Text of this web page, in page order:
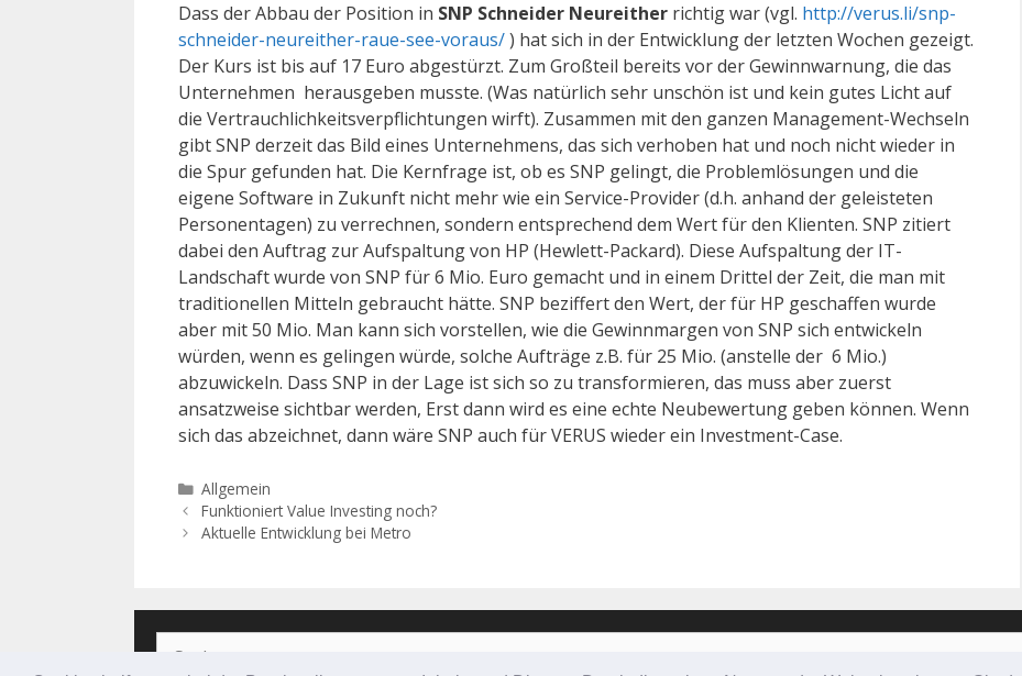
Dass der Abbau der Position in SNP Schneider Neureither richtig war (vgl. http://verus.li/snp-
schneider-neureither-raue-see-voraus/) hat sich in der Entwicklung der letzten Wochen gezeigt.
Der Kurs ist bis auf 17 Euro abgestürzt. Zum Großteil bereits vor der Gewinnwarnung, die das
Unternehmen herausgeben musste. (Was natürlich sehr unschön ist und kein gutes Licht auf
die Vertrauchlichkeitsverpflichtungen wirft). Zusammen mit den ganzen Management-Wechseln
gibt SNP derzeit das Bild eines Unternehmens, das sich verhoben hat und noch nicht wieder in
die Spur gefunden hat. Die Kernfrage ist, ob es SNP gelingt, die Problemlösungen und die
eigene Software in Zukunft nicht mehr wie ein Service-Provider (d.h. anhand der geleisteten
Personentagen) zu verrechnen, sondern entsprechend dem Wert für den Klienten. SNP zitiert
dabei den Auftrag zur Aufspaltung von HP (Hewlett-Packard). Diese Aufspaltung der IT-
Landschaft wurde von SNP für 6 Mio. Euro gemacht und in einem Drittel der Zeit, die man mit
traditionellen Mitteln gebraucht hätte. SNP beziffert den Wert, der für HP geschaffen wurde
aber mit 50 Mio. Man kann sich vorstellen, wie die Gewinnmargen von SNP sich entwickeln
würden, wenn es gelingen würde, solche Aufträge z.B. für 25 Mio. (anstelle der 6 Mio.)
abzuwickeln. Dass SNP in der Lage ist sich so zu transformieren, das muss aber zuerst
ansatzweise sichtbar werden, Erst dann wird es eine echte Neubewertung geben können. Wenn
sich das abzeichnet, dann wäre SNP auch für VERUS wieder ein Investment-Case.
Kategorien
Allgemein
Funktioniert Value Investing noch?
Aktuelle Entwicklung bei Metro